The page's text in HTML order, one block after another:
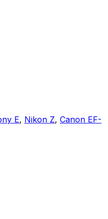
E, Nikon Z, Canon EF-